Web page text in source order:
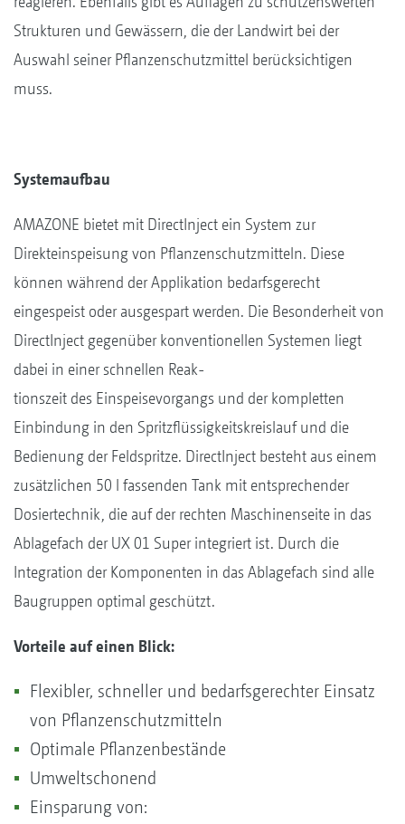
Strukturen und Gewässern, die der Landwirt bei der
Auswahl seiner Pflanzenschutzmittel berücksichtigen
muss.
Systemaufbau
AMAZONE bietet mit DirectInject ein System zur
Direkteinspeisung von Pflanzenschutzmitteln. Diese
können während der Applikation bedarfsgerecht
eingespeist oder ausgespart werden. Die Besonderheit von
DirectInject gegenüber konventionellen Systemen liegt
dabei in einer schnellen Reak-
tionszeit des Einspeisevorgangs und der kompletten
Einbindung in den Spritzflüssigkeitskreislauf und die
Bedienung der Feldspritze. DirectInject besteht aus einem
zusätzlichen 50 l fassenden Tank mit entsprechender
Dosiertechnik, die auf der rechten Maschinenseite in das
Ablagefach der UX 01 Super integriert ist. Durch die
Integration der Komponenten in das Ablagefach sind alle
Baugruppen optimal geschützt.
Vorteile auf einen Blick:
Flexibler, schneller und bedarfsgerechter Einsatz
von Pflanzenschutzmitteln
Optimale Pflanzenbestände
Umweltschonend
Einsparung von: